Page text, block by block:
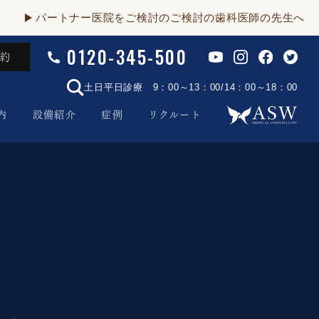
パートナー医院をご検討のご検討の歯科医師の先生へ
0120-345-500
土日平日診療 9：00～13：00/14：00～18：00
設備紹介 症例 リクルート